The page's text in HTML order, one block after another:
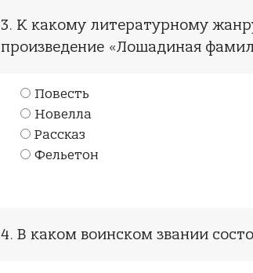
3. К какому литературному
произведение «Лошадиная
Повесть
Новелла
Рассказ
Фельетон
4. В каком воинском звании